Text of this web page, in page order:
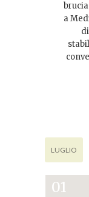
a
LUGLIO
01